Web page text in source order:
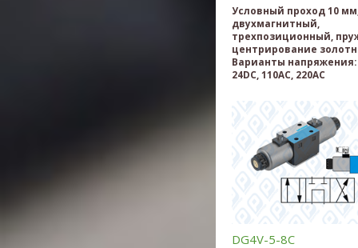
Условный проход 10
двухмагнитный,
трехпозиционный,
центрирование
Варианты напряжения:
24DC, 110AC, 220AC
DG4V-5-8C